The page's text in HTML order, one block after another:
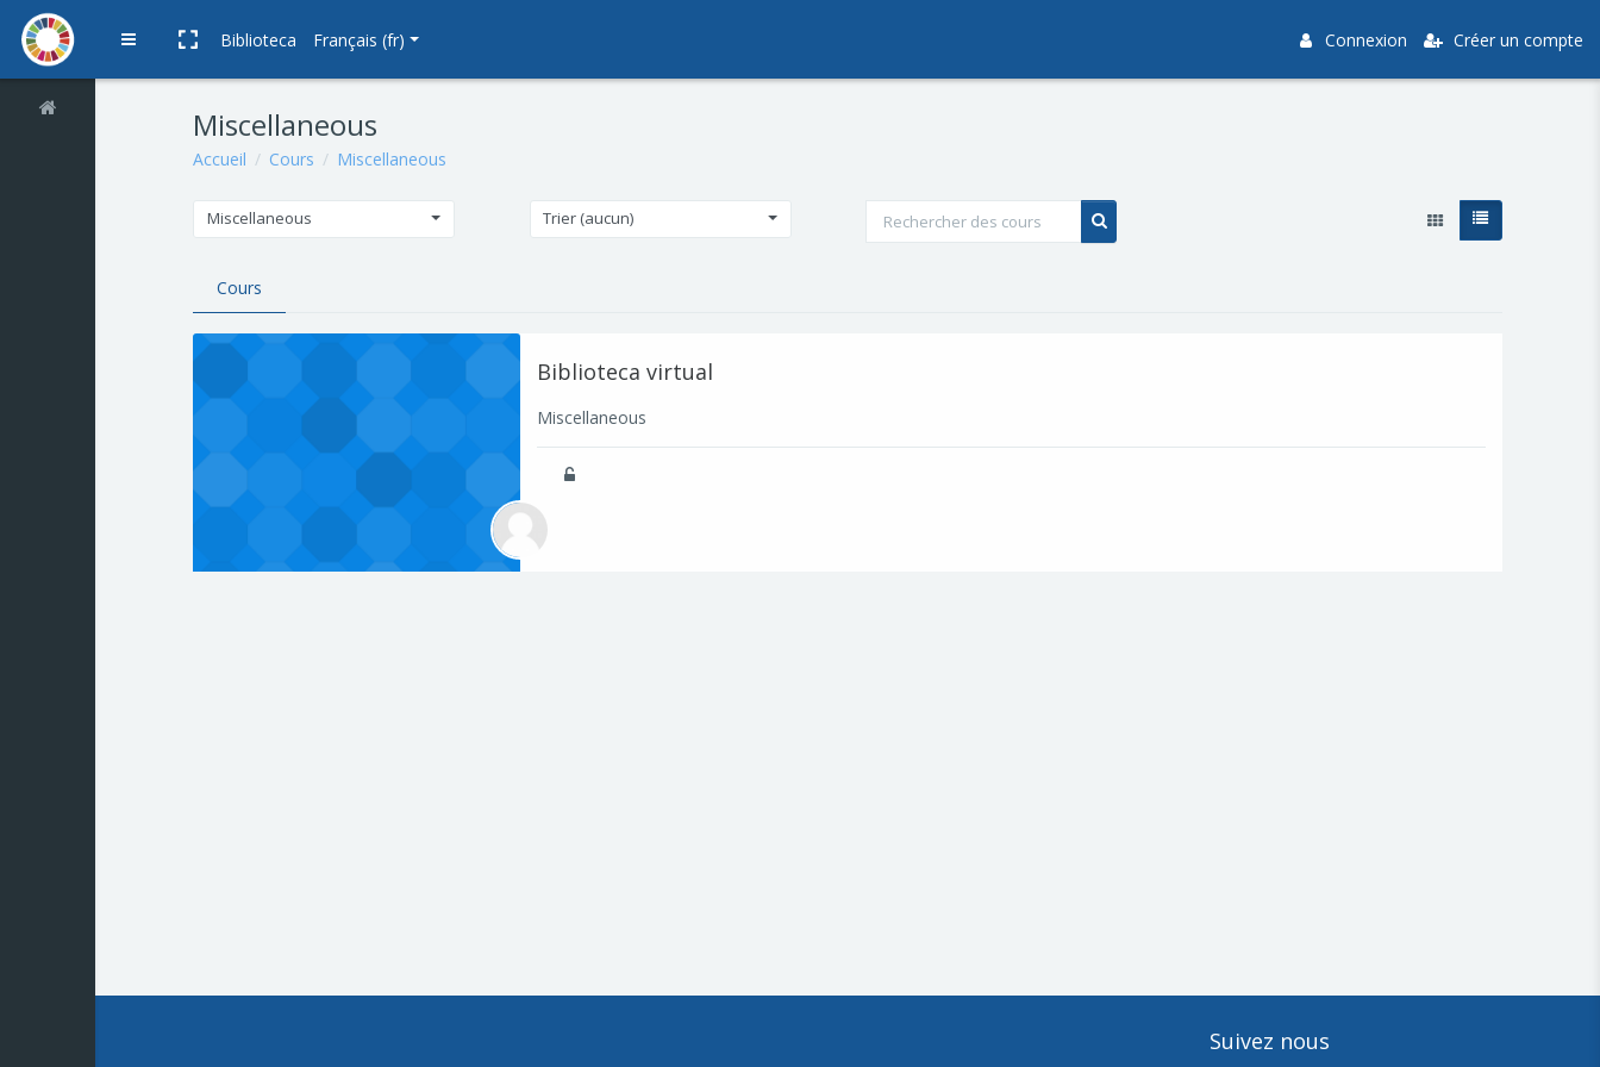
Panneau latéralBiblioteca Français ‎(fr)‎ Connexion Créer un compte
Miscellaneous
Accueil Cours Miscellaneous
Miscellaneous Trier (aucun) Rechercher des cours
Rechercher des cours
Cours
Biblioteca virtual
Miscellaneous
Suivez nous